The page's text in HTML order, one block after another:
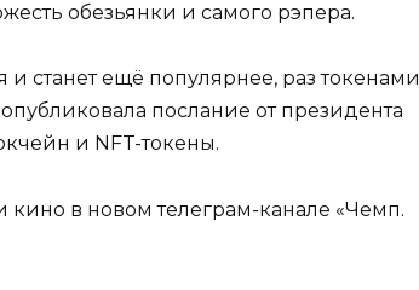
обезьянки и самого рэпера.
и станет ещё популярнее, раз токенами
послание от президента
и NFT-токены.
в новом телеграм-канале «Чемп.